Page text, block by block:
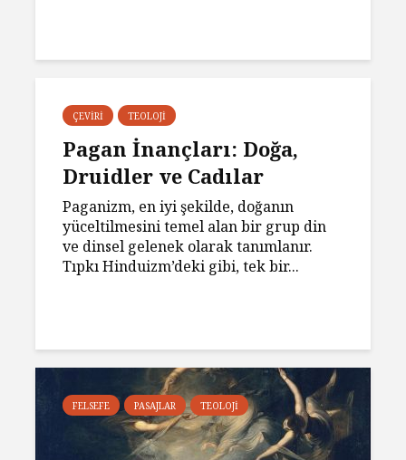
ÇEVIRI TEOLOJI
Pagan İnançları: Doğa,
Druidler ve Cadılar
Paganizm, en iyi şekilde, doğanın
yüceltilmesini temel alan bir grup din
ve dinsel gelenek olarak tanımlanır.
Tıpkı Hinduizm’deki gibi, tek bir...
FELSEFE PASAJLAR TEOLOJI